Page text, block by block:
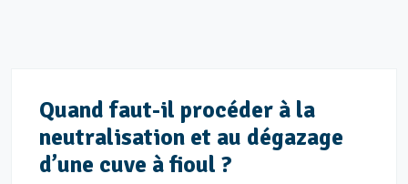
Quand faut-il procéder à la
neutralisation et au dégazage
d’une cuve à fioul ?